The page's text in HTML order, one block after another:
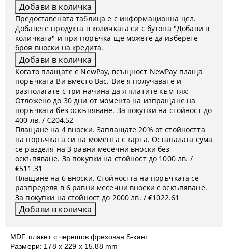
MDF плакет с черешов фрезован S-кант
Размери: 178 x 229 х 15.88 mm
Предоставената таблица е с информационна цел.
Добавете продукта в количката си с бутона "Добави в
количката" и при поръчка ще можете да изберете
броя вноски на кредита.
Когато плащате с NewPay, всъщност NewPay плаща
поръчката Ви вместо Вас. Вие я получавате и
разполагате с три начина да я платите към тях:
Отложено до 30 дни от момента на изпращане на
поръчката без оскъпяване. За покупки на стойност до
400 лв. / €204,52
Плащане на 4 вноски. Заплащате 20% от стойността
на поръчката си на момента с карта. Останалата сума
се разделя на 3 равни месечни вноски без
оскъпяване. За покупки на стойност до 1000 лв. /
€511.31
Плащане на 6 вноски. Стойността на поръчката се
разпределя в 6 равни месечни вноски с оскъпяване.
За покупки на стойност до 2000 лв. / €1022.61